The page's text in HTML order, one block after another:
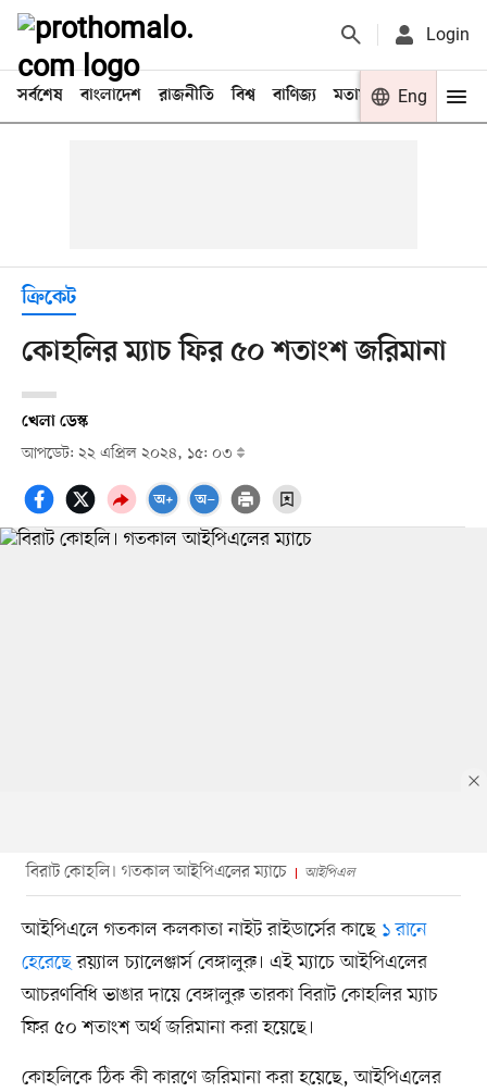
Login
সর্বশেষ বাংলাদেশ রাজনীতি বিশ্ব বাণিজ্য মতামত খেলা
Eng
ক্রিকেট
কোহলির ম্যাচ ফির ৫০ শতাংশ জরিমানা
খেলা ডেস্ক
আপডেট: ২২ এপ্রিল ২০২৪, ১৫: ০৩
বিরাট কোহলি। গতকাল আইপিএলের ম্যাচে আইপিএল
আইপিএলে গতকাল কলকাতা নাইট রাইডার্সের কাছে১ রানে
হেরেছেরয়্যাল চ্যালেঞ্জার্স বেঙ্গালুরু। এই ম্যাচে আইপিএলের
আচরণবিধি ভাঙার দায়ে বেঙ্গালুরু তারকা বিরাট কোহলির ম্যাচ
ফির ৫০ শতাংশ অর্থ জরিমানা করা হয়েছে।
কোহলিকে ঠিক কী কারণে জরিমানা করা হয়েছে, আইপিএলের